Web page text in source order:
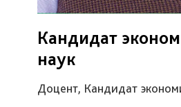
Кандидат
наук
Доцент, Кандидат